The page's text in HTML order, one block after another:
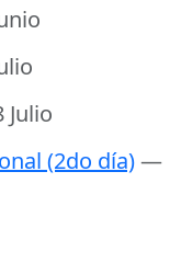
(2do día)—